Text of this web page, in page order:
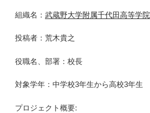
組織名： 武蔵野大学附属千代田高等学院
投稿者：荒木貴之
役職名、部署：校長
対象学年：中学校3年生から高校3年生
プロジェクト概要: